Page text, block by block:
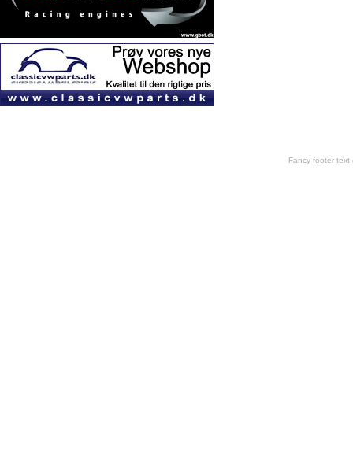
Fancy footer